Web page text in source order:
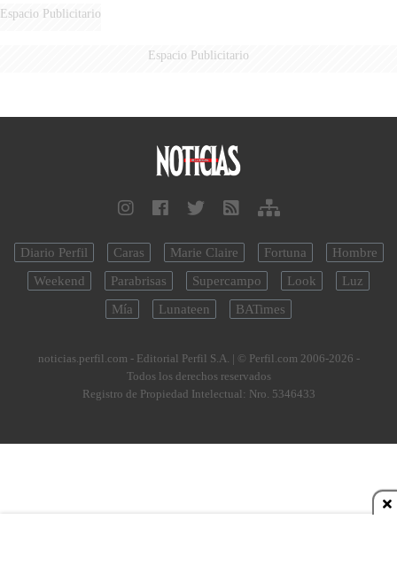
Espacio Publicitario
Espacio Publicitario
Diario Perfil Caras Marie Claire Fortuna
Hombre
Weekend
Parabrisas Supercampo Look
Luz
Mía
Lunateen BATimes
noticias.perfil.com - Editorial Perfil S.A. | © Perfil.com 2006-2026 -
Todos los derechos reservados
Registro de Propiedad Intelectual: Nro. 5346433